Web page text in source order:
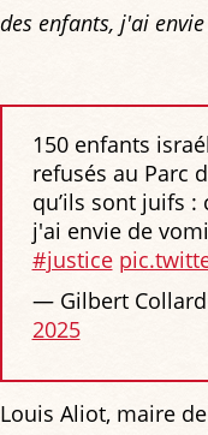
des enfants, j'ai
150 enfants
refusés au Parc
qu’ils sont juifs :
j'ai envie de
#justice
— Gilbert Collard
2025
Louis Aliot, maire